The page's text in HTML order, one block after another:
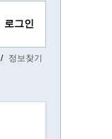
/ 정보찾기